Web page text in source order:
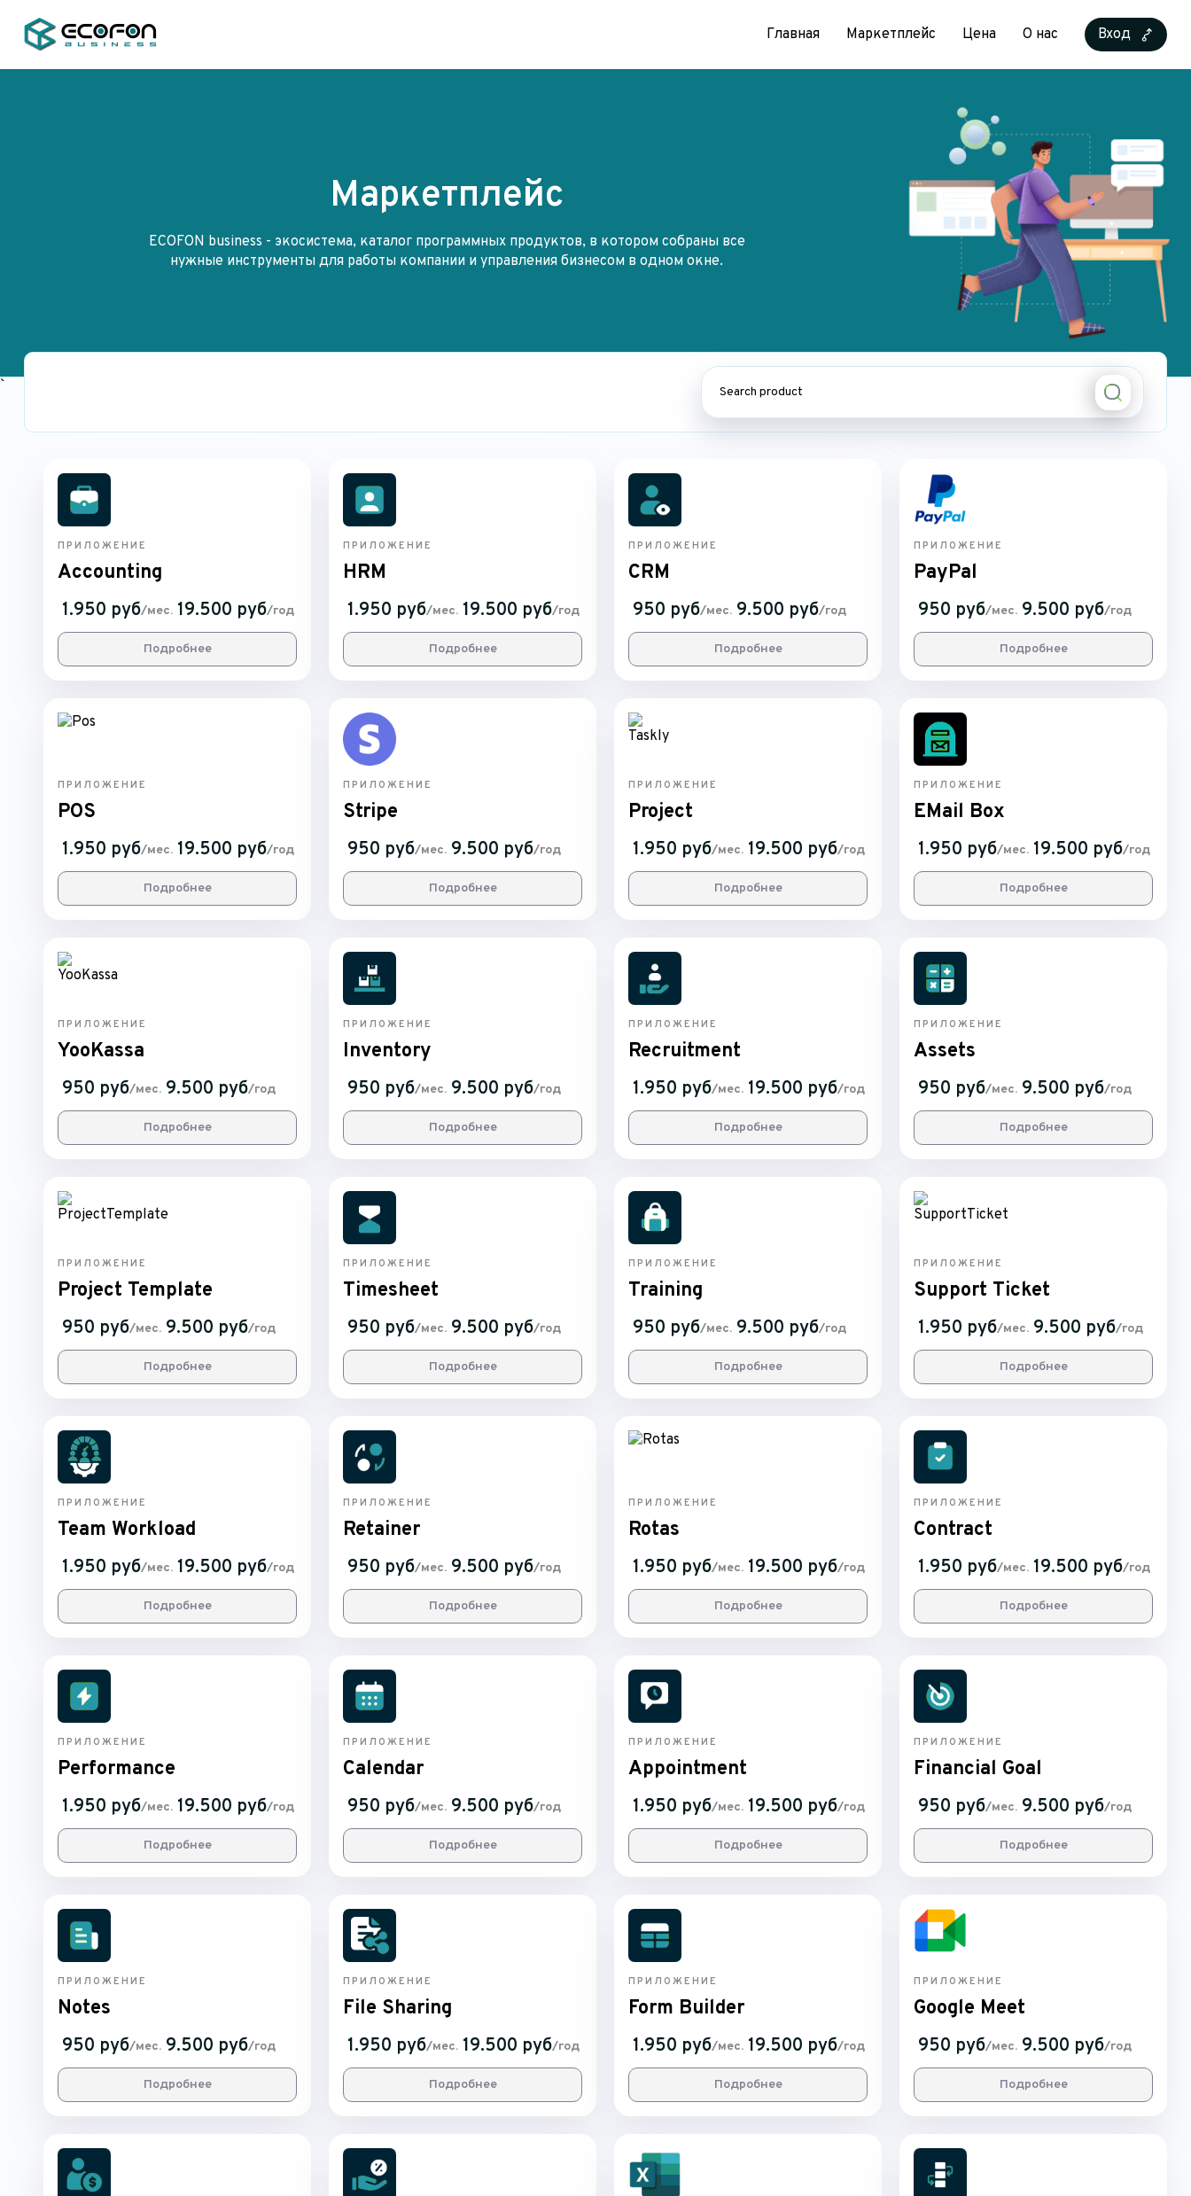
Главная Маркетплейс Цена О нас Вход
Маркетплейс
ECOFON business - экосистема, каталог программных продуктов, в котором собраны все
нужные инструменты для работы компании и управления бизнесом в одном окне.
ПРИЛОЖЕНИЕ
Accounting
1.950 руб/мес. 19.500 руб/год
Подробнее
ПРИЛОЖЕНИЕ
HRM
1.950 руб/мес. 19.500 руб/год
Подробнее
ПРИЛОЖЕНИЕ
CRM
950 руб/мес. 9.500 руб/год
Подробнее
ПРИЛОЖЕНИЕ
PayPal
950 руб/мес. 9.500 руб/год
Подробнее
ПРИЛОЖЕНИЕ
POS
1.950 руб/мес. 19.500 руб/год
Подробнее
ПРИЛОЖЕНИЕ
Stripe
950 руб/мес. 9.500 руб/год
Подробнее
ПРИЛОЖЕНИЕ
Project
1.950 руб/мес. 19.500 руб/год
Подробнее
ПРИЛОЖЕНИЕ
EMail Box
1.950 руб/мес. 19.500 руб/год
Подробнее
ПРИЛОЖЕНИЕ
YooKassa
950 руб/мес. 9.500 руб/год
Подробнее
ПРИЛОЖЕНИЕ
Inventory
950 руб/мес. 9.500 руб/год
Подробнее
ПРИЛОЖЕНИЕ
Recruitment
1.950 руб/мес. 19.500 руб/год
Подробнее
ПРИЛОЖЕНИЕ
Assets
950 руб/мес. 9.500 руб/год
Подробнее
ПРИЛОЖЕНИЕ
Project Template
950 руб/мес. 9.500 руб/год
Подробнее
ПРИЛОЖЕНИЕ
Timesheet
950 руб/мес. 9.500 руб/год
Подробнее
ПРИЛОЖЕНИЕ
Training
950 руб/мес. 9.500 руб/год
Подробнее
ПРИЛОЖЕНИЕ
Support Ticket
1.950 руб/мес. 9.500 руб/год
Подробнее
ПРИЛОЖЕНИЕ
Team Workload
1.950 руб/мес. 19.500 руб/год
Подробнее
ПРИЛОЖЕНИЕ
Retainer
950 руб/мес. 9.500 руб/год
Подробнее
ПРИЛОЖЕНИЕ
Rotas
1.950 руб/мес. 19.500 руб/год
Подробнее
ПРИЛОЖЕНИЕ
Contract
1.950 руб/мес. 19.500 руб/год
Подробнее
ПРИЛОЖЕНИЕ
Performance
1.950 руб/мес. 19.500 руб/год
Подробнее
ПРИЛОЖЕНИЕ
Calendar
950 руб/мес. 9.500 руб/год
Подробнее
ПРИЛОЖЕНИЕ
Appointment
1.950 руб/мес. 19.500 руб/год
Подробнее
ПРИЛОЖЕНИЕ
Financial Goal
950 руб/мес. 9.500 руб/год
Подробнее
ПРИЛОЖЕНИЕ
Notes
950 руб/мес. 9.500 руб/год
Подробнее
ПРИЛОЖЕНИЕ
File Sharing
1.950 руб/мес. 19.500 руб/год
Подробнее
ПРИЛОЖЕНИЕ
Form Builder
1.950 руб/мес. 19.500 руб/год
Подробнее
ПРИЛОЖЕНИЕ
Google Meet
950 руб/мес. 9.500 руб/год
Подробнее